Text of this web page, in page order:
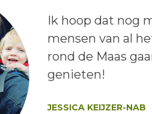
Lees het bericht:
Ik hoop dat nog
mensen van al
rond de Maas
genieten!
JESSICA KEIJZER-NAB